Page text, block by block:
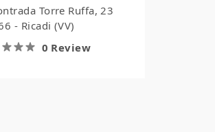
Torre Ruffa, 23
- Ricadi (VV)
0 Review